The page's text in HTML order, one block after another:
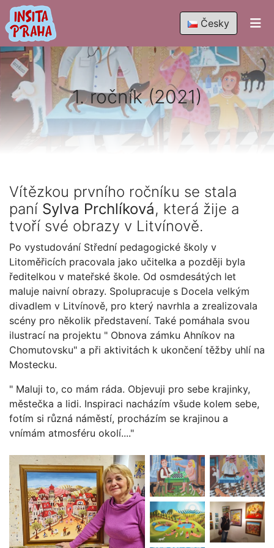
Česky
1. ročník (2021)
Vítězkou prvního ročníku se stala
paní Sylva Prchlíková, která žije a
tvoří své obrazy v Litvínově.
Po vystudování Střední pedagogické školy v
Litoměřicích pracovala jako učitelka a později byla
ředitelkou v mateřské škole. Od osmdesátých let
maluje naivní obrazy. Spolupracuje s Docela velkým
divadlem v Litvínově, pro který navrhla a zrealizovala
scény pro několik představení. Také pomáhala svou
ilustrací na projektu " Obnova zámku Ahníkov na
Chomutovsku" a při aktivitách k ukončení těžby uhlí na
Mostecku.
" Maluji to, co mám ráda. Objevuji pro sebe krajinky,
městečka a lidi. Inspiraci nacházím všude kolem sebe,
fotím si různá náměstí, procházím se krajinou a
vnímám atmosféru okolí...."